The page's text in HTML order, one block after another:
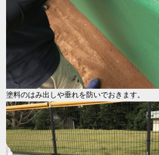
塗料のはみ出しや垂れを防いでおきます。